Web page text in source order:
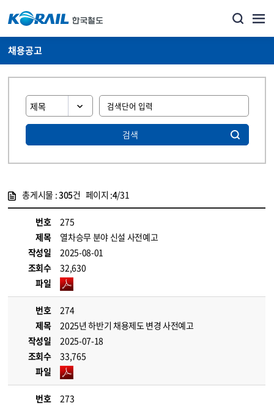
채용공고
검색
총게시물 :305건 페이지 :4/31
번호
275
제목
열차승무 분야 신설 사전예고
작성일
2025-08-01
조회수
32,630
파일
번호
274
제목
2025년 하반기 채용제도 변경 사전예고
작성일
2025-07-18
조회수
33,765
파일
번호
273